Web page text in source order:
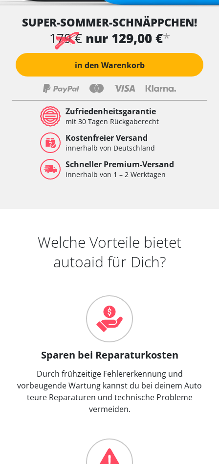
Wegfahrsperre
Wischersteuerung
Xenon links
Xenon rechts
Zentrale Bedieneinheit
Zentralelektronik
Zentralelektronik hinten
Zentralelektronik vorne
Zentralelektronik vorne Beifahrer
Zentralelektronik vorne Fahrer
Verfügbarkeit abhängig von Modell, Motorisierung, Ausstattung
und Konfiguration
SUPER-SOMMER-SCHNÄPPCHEN!
179 € nur 129,00 €*
in den Warenkorb
Zufriedenheitsgarantie
mit 30 Tagen Rückgaberecht
Kostenfreier Versand
innerhalb von Deutschland
Schneller Premium-Versand
innerhalb von 1 – 2 Werktagen
Welche Vorteile bietet
autoaid für Dich?
Sparen bei Reparaturkosten
Durch frühzeitige Fehlererkennung und
vorbeugende Wartung kannst du bei deinem Auto
teure Reparaturen und technische Probleme
vermeiden.